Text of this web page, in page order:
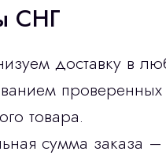
СНГ
доставку в
товара.
сумма заказа